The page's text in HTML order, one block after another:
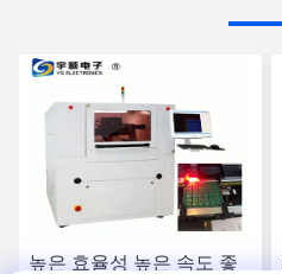
높은 효율성 높은 속도 좋